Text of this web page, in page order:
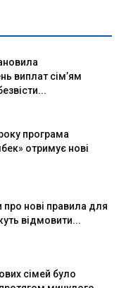
виплат сім’ям
програма
отримує нові
нові правила для
відмовити...
сімей було